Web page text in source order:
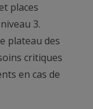
places
3.
plateau des
critiques
en cas de